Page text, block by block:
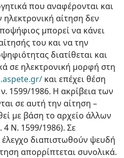
που αναφέρονται και
αίτηση δεν
μπορεί να κάνει
του και να την
διατίθεται και
σε ηλεκτρονική μορφή στη
και επέχει θέση
1599/1986. Η ακρίβεια των
σε αυτή την αίτηση –
με βάση το αρχείο άλλων
Ν. 1599/1986). Σε
διαπιστωθούν ψευδή
απορρίπτεται συνολικά.